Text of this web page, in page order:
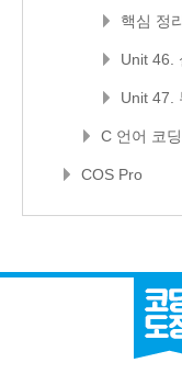
핵심 정
Unit 46.
Unit 47.
C 언어 코
COS Pro